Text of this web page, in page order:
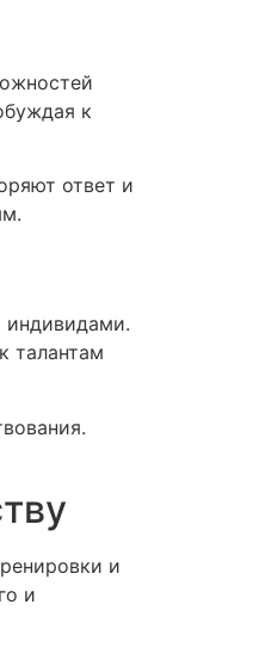
к
ответ и
индивидами.
талантам
и
и